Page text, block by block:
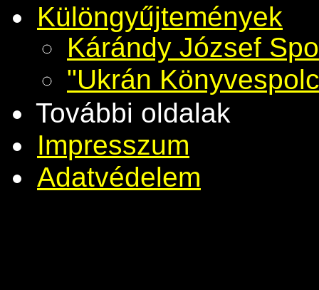
Különgyűjtemények
Kárándy József
"Ukrán
További oldalak
Impresszum
Adatvédelem